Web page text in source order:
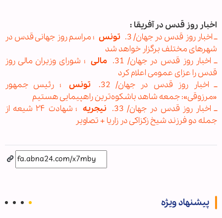
اخبار روز قدس در آفریقا :
ــ اخبار روز قدس در جهان/ 3.
تونس ؛ مراسم روز جهانی قدس در
شهرهای مختلف برگزار خواهد شد
ــ اخبار روز قدس در جهان/ 31.
مالی؛ شورای وزیران مالی روز
قدس را عزای عمومی اعلام کرد
ــ اخبار روز قدس در جهان/ 32.
تونس ؛ رئیس‌ جمهور
«مرزوقی»: جمعه شاهد باشکوه‌ترین راهپیمایی‌ هستیم
ــ اخبار روز قدس در جهان/ 33.
نیجریه
؛ شهادت ۲۴ شیعه از
جمله دو فرزند شیخ زکزاکی در زاریا + تصاویر
پیشنهاد ویژه